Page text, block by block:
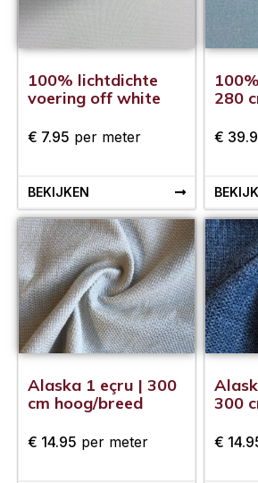
100% lichtdichte
voering off white
€ 7.95 per meter
BEKIJKEN
280
€
Alaska 1 eçru | 300
cm hoog/breed
€ 14.95 per meter
300
€